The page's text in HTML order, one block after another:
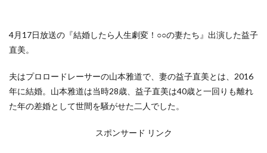
4月17日放送の『結婚したら人生劇変！○○の妻たち』出演した益子
直美。
夫はプロロードレーサーの山本雅道で、妻の益子直美とは、2016
年に結婚。山本雅道は当時28歳、益子直美は40歳と一回りも離れ
た年の差婚として世間を騒がせた二人でした。
スポンサード リンク